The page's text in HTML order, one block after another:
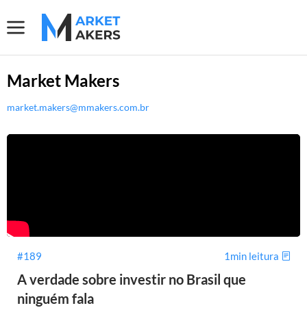
Market Makers
market.makers@mmakers.com.br
#189 1min leitura
A verdade sobre investir no Brasil que
ninguém fala